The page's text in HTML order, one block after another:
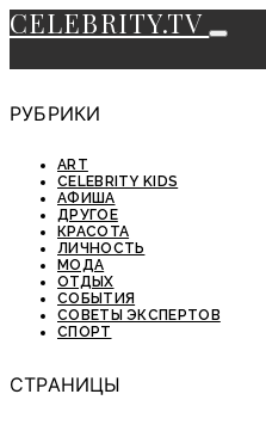
CELEBRITY.TV
РУБРИКИ
ART
CELEBRITY KIDS
АФИША
ДРУГОЕ
КРАСОТА
ЛИЧНОСТЬ
МОДА
ОТДЫХ
СОБЫТИЯ
СОВЕТЫ ЭКСПЕРТОВ
СПОРТ
СТРАНИЦЫ